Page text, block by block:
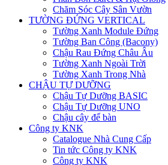
Chăm Sóc Cây Sân Vườn
TƯỜNG ĐỨNG VERTICAL
Tường Xanh Module Đứng
Tường Ban Công (Bacony)
Chậu Rau Đứng Châu Âu
Tường Xanh Ngoài Trời
Tường Xanh Trong Nhà
CHẬU TỰ DƯỠNG
Chậu Tự Dưỡng BASIC
Chậu Tự Dưỡng UNO
Chậu cây để bàn
Công ty KNK
Catalogue Nhà Cung Cấp
Tin tức Công ty KNK
Công ty KNK